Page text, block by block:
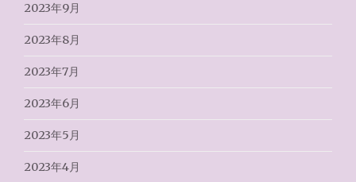
2023年9月
2023年8月
2023年7月
2023年6月
2023年5月
2023年4月